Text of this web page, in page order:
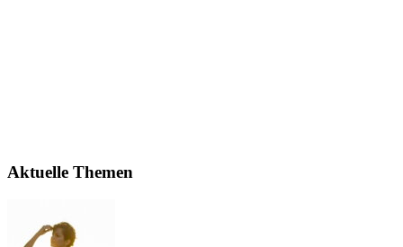
Aktuelle Themen